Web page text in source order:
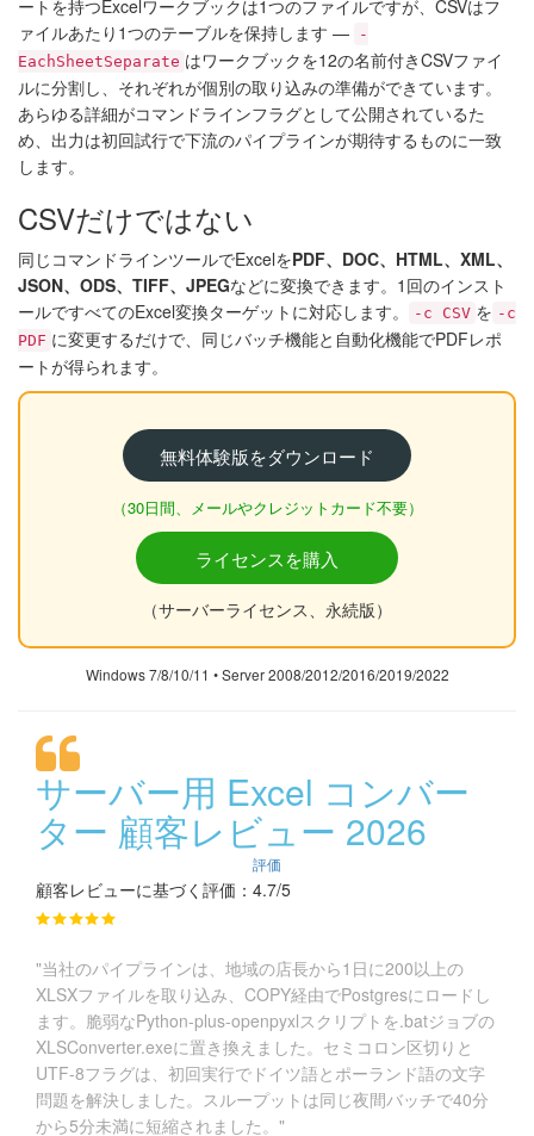
ートを持つExcelワークブックは1つのファイルですが、CSVはフ
ァイルあたり1つのテーブルを保持します —
-
EachSheetSeparate はワークブックを12の名前付きCSVファイ
ルに分割し、それぞれが個別の取り込みの準備ができています。
あらゆる詳細がコマンドラインフラグとして公開されているた
め、出力は初回試行で下流のパイプラインが期待するものに一致
します。
CSVだけではない
同じコマンドラインツールでExcelをPDF、DOC、HTML、XML、
JSON、ODS、TIFF、JPEGなどに変換できます。1回のインスト
ールですべてのExcel変換ターゲットに対応します。
-c CSV を -c
PDF に変更するだけで、同じバッチ機能と自動化機能でPDFレポ
ートが得られます。
無料体験版をダウンロード
（30日間、メールやクレジットカード不要）
ライセンスを購入
（サーバーライセンス、永続版）
Windows 7/8/10/11 • Server 2008/2012/2016/2019/2022
サーバー用 Excel コンバー
ター 顧客レビュー 2026
評価
顧客レビューに基づく評価：4.7/5
"当社のパイプラインは、地域の店長から1日に200以上の
XLSXファイルを取り込み、COPY経由でPostgresにロードし
ます。脆弱なPython-plus-openpyxlスクリプトを.batジョブの
XLSConverter.exeに置き換えました。セミコロン区切りと
UTF-8フラグは、初回実行でドイツ語とポーランド語の文字
問題を解決しました。スループットは同じ夜間バッチで40分
から5分未満に短縮されました。"